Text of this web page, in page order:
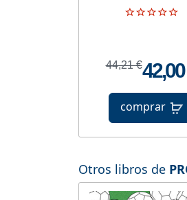
44,21 €
comprar
Otros libros de